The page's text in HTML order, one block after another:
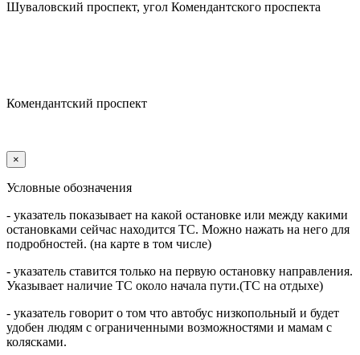
Шуваловский проспект, угол Комендантского проспекта
Комендантский проспект
×
Условные обозначения
- указатель показывает на какой остановке или между какими
остановками сейчас находится ТС. Можно нажать на него для
подробностей. (на карте в том числе)
- указатель ставится только на первую остановку направления.
Указывает наличие ТС около начала пути.(ТС на отдыхе)
- указатель говорит о том что автобус низкопольный и будет
удобен людям с ограниченными возможностями и мамам с
колясками.